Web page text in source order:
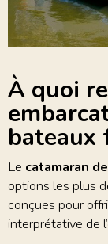
À quoi
bateaux
Le catamaran
options les plus
conçues pour
interprétative de